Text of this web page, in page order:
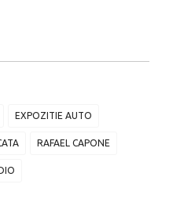
EXPOZITIE AUTO
RAFAEL CAPONE